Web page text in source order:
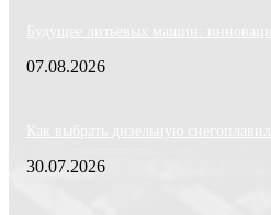
Будущее литьевых машин:
07.08.2026
Как выбрать дизельную
30.07.2026